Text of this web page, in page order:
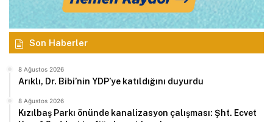
Son Haberler
8 Ağustos 2026
Arıklı, Dr. Bibi’nin YDP’ye katıldığını duyurdu
8 Ağustos 2026
Kızılbaş Parkı önünde kanalizasyon çalışması: Şht. Ecvet